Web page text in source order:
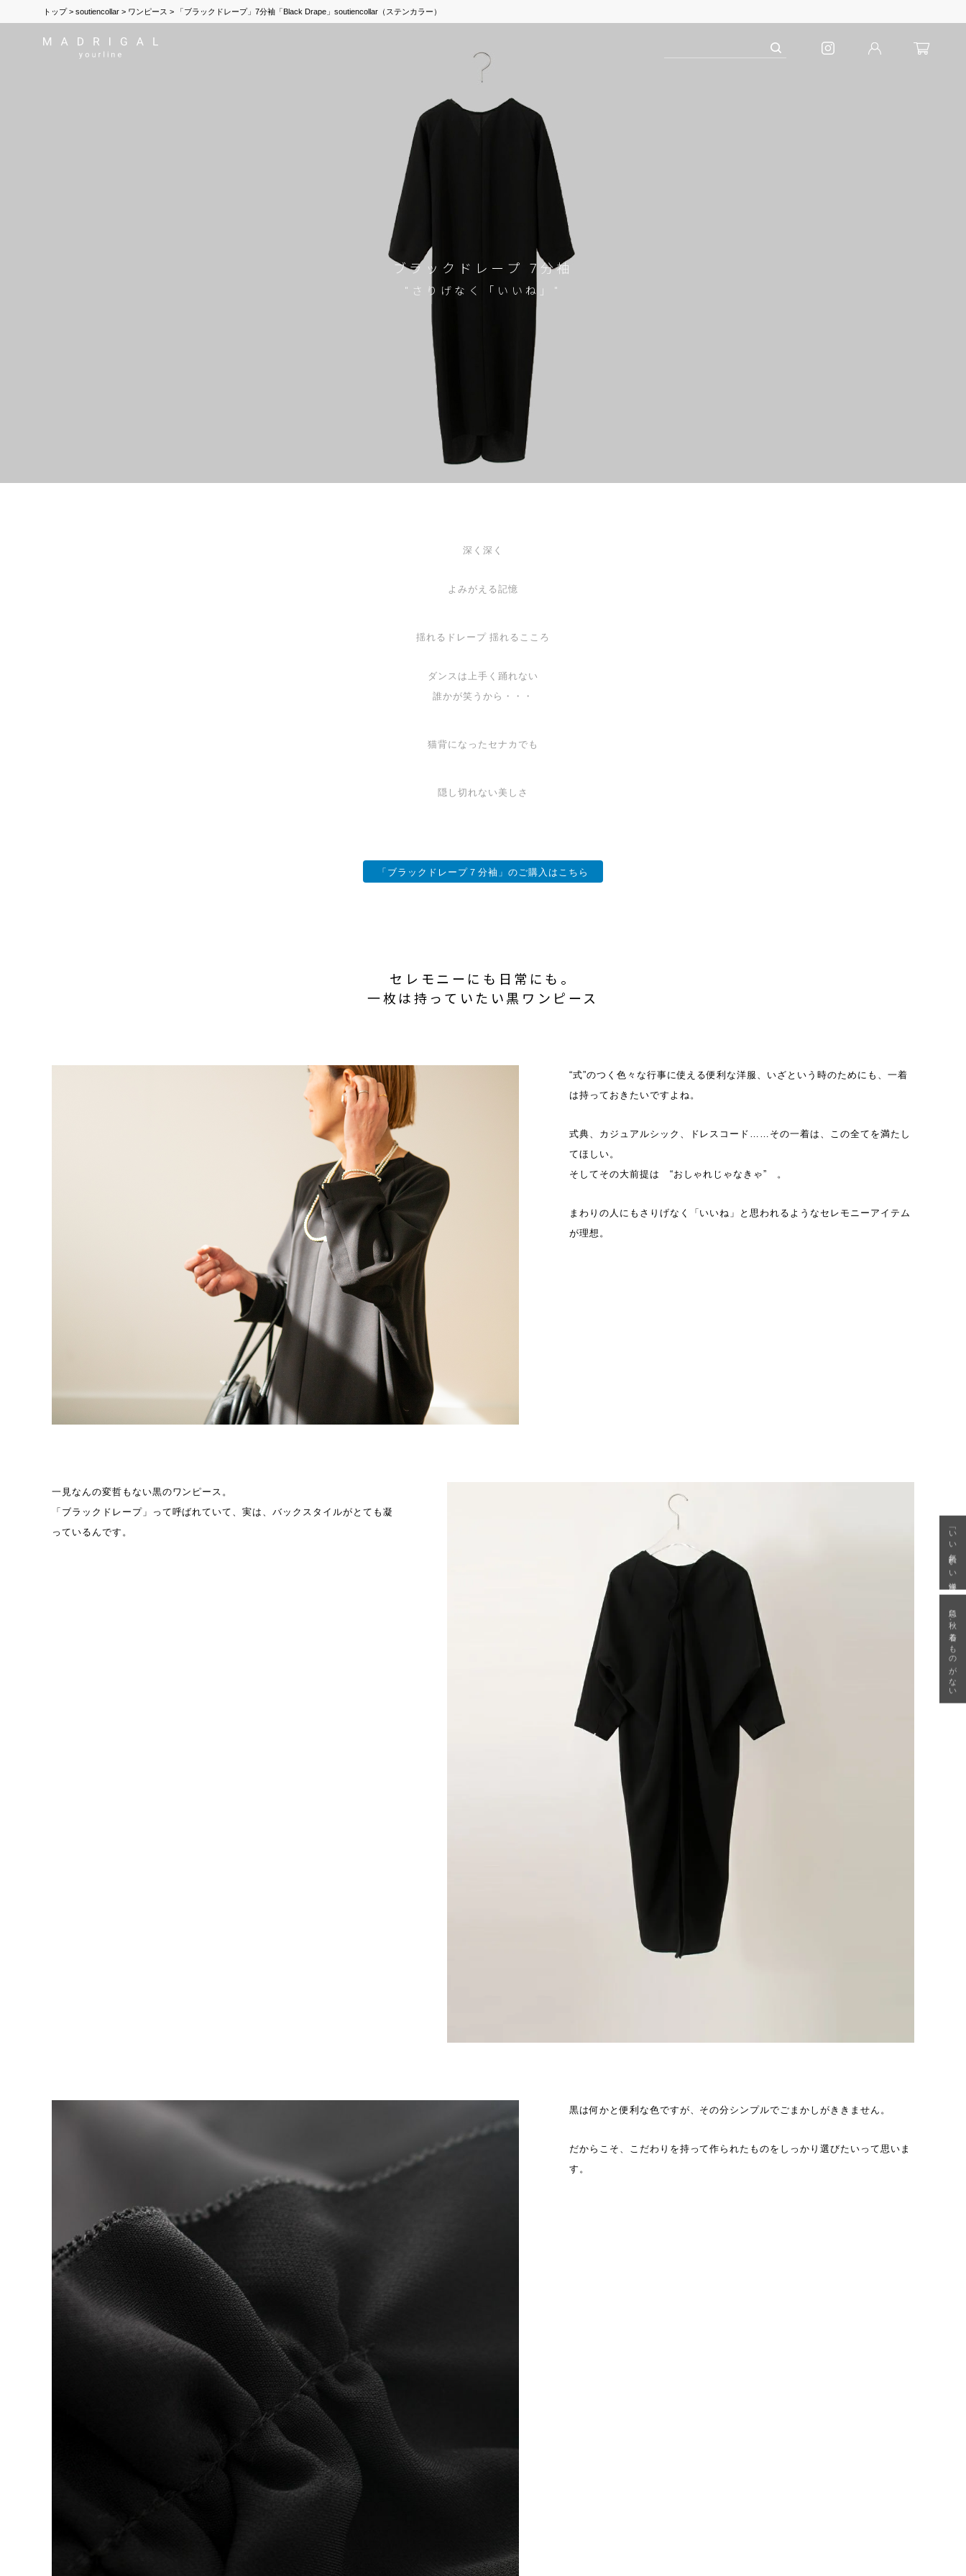
トップ soutiencollar ワンピース 「ブラックドレープ」7分袖「Black Drape」soutiencollar（ステンカラー）
ブラックドレープ 7分袖
"さりげなく「いいね」"
深く深く
よみがえる記憶
揺れるドレープ 揺れるこころ
ダンスは上手く踊れない
誰かが笑うから・・・
猫背になったセナカでも
隠し切れない美しさ
「ブラックドレープ７分袖」のご購入はこちら
セレモニーにも日常にも。
一枚は持っていたい黒ワンピース
“式”のつく色々な行事に使える便利な洋服、いざという時のためにも、一着
は持っておきたいですよね。
式典、カジュアルシック、ドレスコード……その一着は、この全てを満たし
てほしい。
そしてその大前提は “おしゃれじゃなきゃ” 。
まわりの人にもさりげなく「いいね」と思われるようなセレモニーアイテム
が理想。
一見なんの変哲もない黒のワンピース。
「ブラックドレープ」って呼ばれていて、実は、バックスタイルがとても凝
っているんです。
黒は何かと便利な色ですが、その分シンプルでごまかしがききません。
だからこそ、こだわりを持って作られたものをしっかり選びたいって思いま
す。
「いい年齢 いい洋服」
急に秋、着るものがない